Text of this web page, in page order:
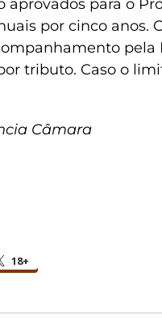
aprovados para o
por cinco anos.
pela
tributo. Caso o
Câmara
18+